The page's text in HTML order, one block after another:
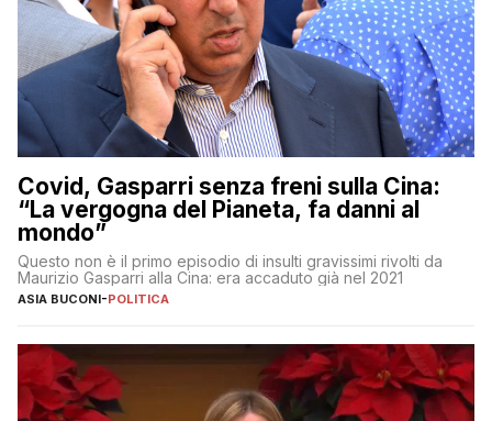
Covid, Gasparri senza freni sulla Cina:
“La vergogna del Pianeta, fa danni al
mondo”
Questo non è il primo episodio di insulti gravissimi rivolti da
Maurizio Gasparri alla Cina: era accaduto già nel 2021
ASIA BUCONI-POLITICA